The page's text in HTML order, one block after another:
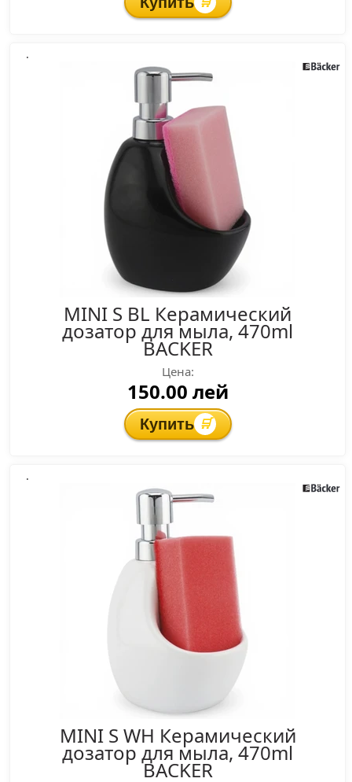
MINI S BL Керамический
дозатор для мыла, 470ml
BACKER
Цена:
150.00 лей
Купить 🛒
MINI S WH Керамический
дозатор для мыла, 470ml
BACKER